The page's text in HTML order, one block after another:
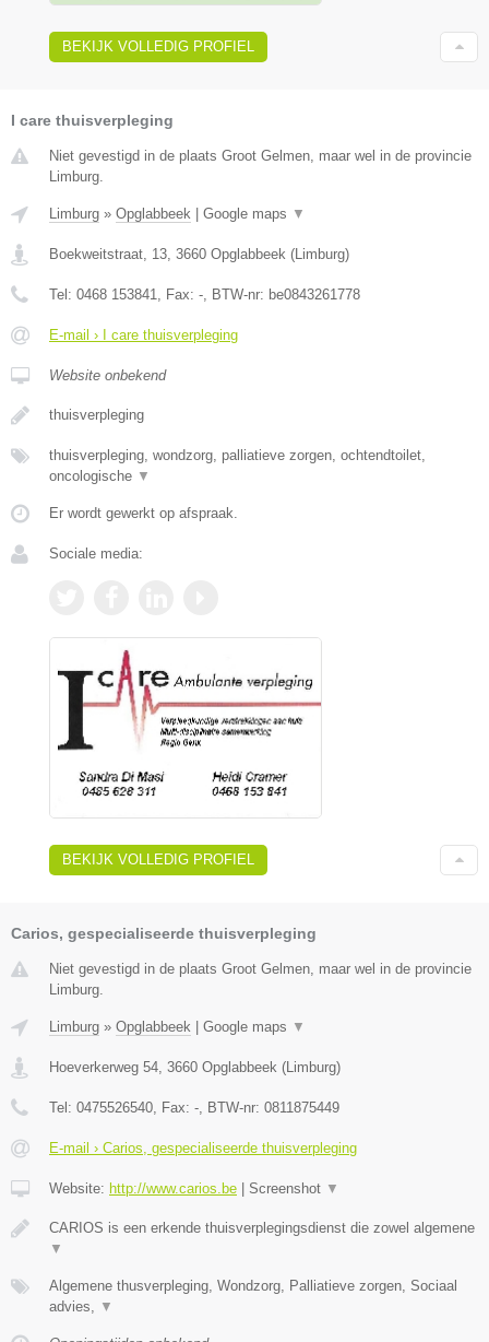
BEKIJK VOLLEDIG PROFIEL
I care thuisverpleging
Niet gevestigd in de plaats Groot Gelmen, maar wel in de provincie
Limburg.
Limburg » Opglabbeek Google maps ▼
Boekweitstraat, 13, 3660 Opglabbeek (Limburg)
Tel: 0468 153841, Fax: -, BTW-nr: be0843261778
E-mail › I care thuisverpleging
Website onbekend
thuisverpleging
thuisverpleging, wondzorg, palliatieve zorgen, ochtendtoilet,
oncologische ▼
Er wordt gewerkt op afspraak.
Sociale media:
BEKIJK VOLLEDIG PROFIEL
Carios, gespecialiseerde thuisverpleging
Niet gevestigd in de plaats Groot Gelmen, maar wel in de provincie
Limburg.
Limburg » Opglabbeek Google maps ▼
Hoeverkerweg 54, 3660 Opglabbeek (Limburg)
Tel: 0475526540, Fax: -, BTW-nr: 0811875449
E-mail › Carios, gespecialiseerde thuisverpleging
Website: http://www.carios.be Screenshot ▼
CARIOS is een erkende thuisverplegingsdienst die zowel algemene
▼
Algemene thusverpleging, Wondzorg, Palliatieve zorgen, Sociaal
advies, ▼